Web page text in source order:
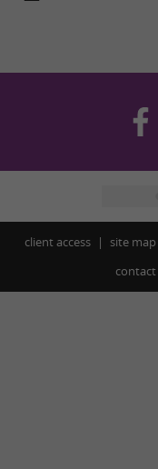
client access site map
contact